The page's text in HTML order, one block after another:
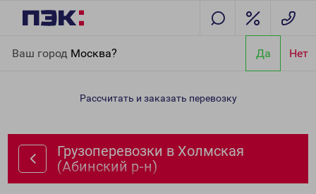
Ваш город Москва? Да Нет
р-н)
Рассчитать и заказать перевозку
Грузоперевозки в Холмская
(Абинский р-н)